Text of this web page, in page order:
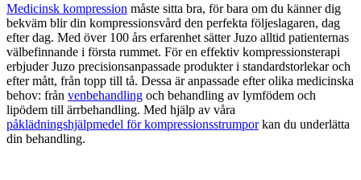
Medicinsk kompression måste sitta bra, för bara om du känner dig
bekväm blir din kompressionsvård den perfekta följeslagaren, dag
efter dag. Med över 100 års erfarenhet sätter Juzo alltid patienternas
välbefinnande i första rummet. För en effektiv kompressionsterapi
erbjuder Juzo precisionsanpassade produkter i standardstorlekar och
efter mått, från topp till tå. Dessa är anpassade efter olika medicinska
behov: från venbehandling och behandling av lymfödem och
lipödem till ärrbehandling. Med hjälp av våra
påklädningshjälpmedel för kompressionsstrumporkan du underlätta
din behandling.